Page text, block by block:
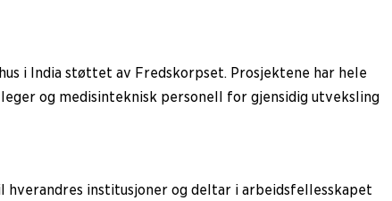
i India støttet av Fredskorpset. Prosjektene har hele
og medisinteknisk personell for gjensidig utveksling
hverandres institusjoner og deltar i arbeidsfellesskapet